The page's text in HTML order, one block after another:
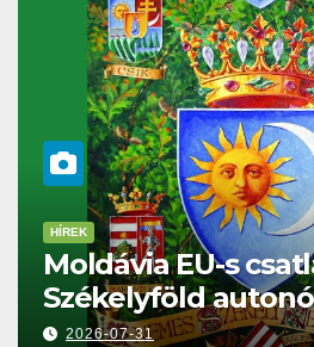
csatlakozása és